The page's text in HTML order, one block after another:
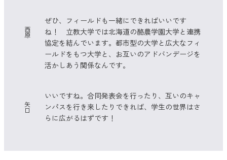
西
原
ぜひ、フィールドも一緒にできればいいです
ね！ 立教大学では北海道の酪農学園大学と連携
協定を結んでいます。都市型の大学と広大なフィ
ールドをもつ大学と、お互いのアドバンデージを
活かしあう関係なんです。
矢
口
いいですね。合同発表会を行ったり、互いのキャ
ンパスを行き来したりできれば、学生の世界はさ
らに広がるはずです！